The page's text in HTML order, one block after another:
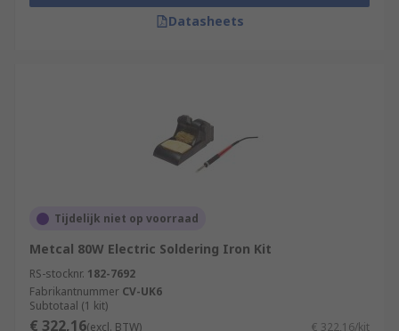
Datasheets
Tijdelijk niet op voorraad
Metcal 80W Electric Soldering Iron Kit
RS-stocknr. 182-7692
Fabrikantnummer CV-UK6
Subtotaal (1 kit)
€ 322,16(excl. BTW) € 322,16/kit